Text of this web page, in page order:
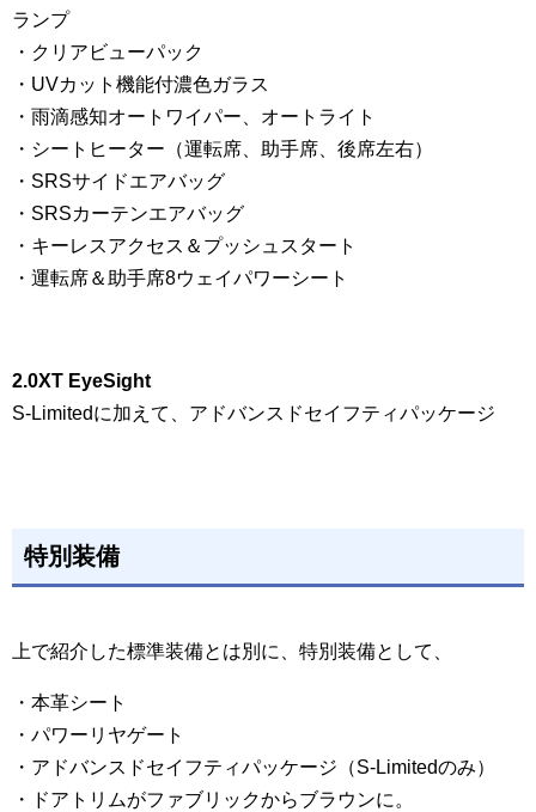
ランプ
・クリアビューパック
・UVカット機能付濃色ガラス
・雨滴感知オートワイパー、オートライト
・シートヒーター（運転席、助手席、後席左右）
・SRSサイドエアバッグ
・SRSカーテンエアバッグ
・キーレスアクセス＆プッシュスタート
・運転席＆助手席8ウェイパワーシート
2.0XT EyeSight
S-Limitedに加えて、アドバンスドセイフティパッケージ
特別装備
上で紹介した標準装備とは別に、特別装備として、
・本革シート
・パワーリヤゲート
・アドバンスドセイフティパッケージ（S-Limitedのみ）
・ドアトリムがファブリックからブラウンに。